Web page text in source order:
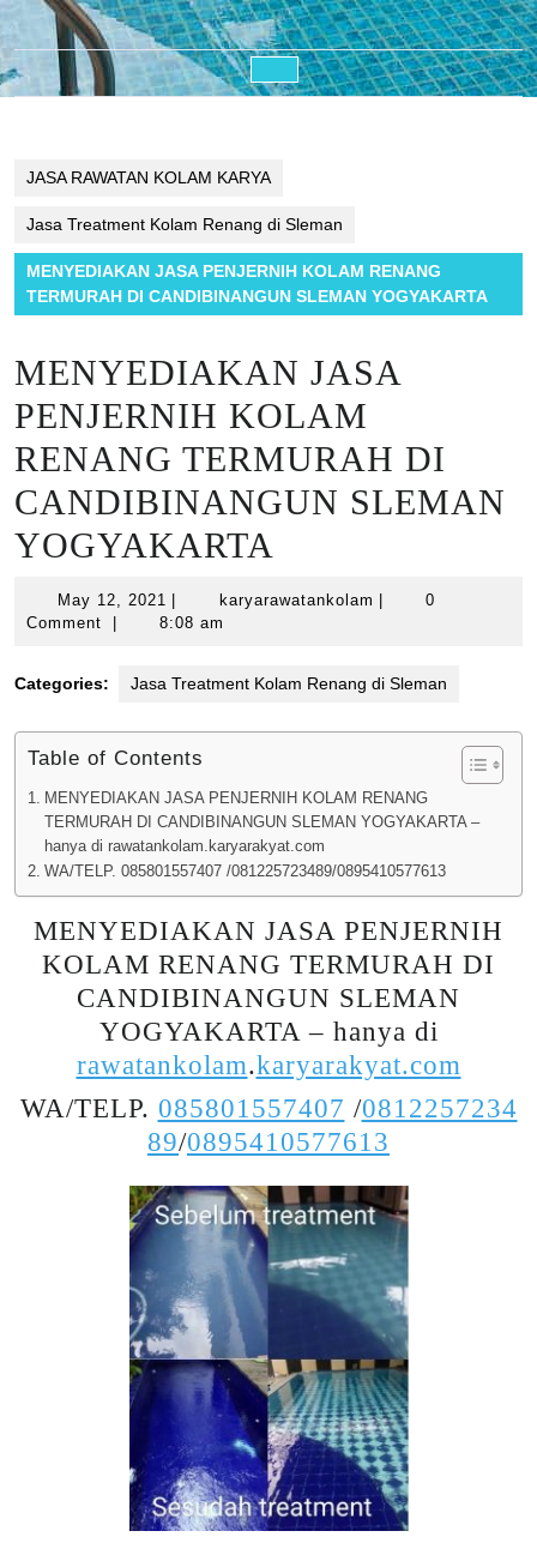
Open
JASA RAWATAN KOLAM KARYA
Jasa Treatment Kolam Renang di Sleman
MENYEDIAKAN JASA PENJERNIH KOLAM RENANG
TERMURAH DI CANDIBINANGUN SLEMAN YOGYAKARTA
MENYEDIAKAN JASA
PENJERNIH KOLAM
RENANG TERMURAH DI
CANDIBINANGUN SLEMAN
YOGYAKARTA
May 12, 2021 May
12,
karyarawatankolam karyarawatankolam
0
Comment
8:08 am
Categories: Jasa Treatment Kolam Renang di Sleman
Table of Contents
MENYEDIAKAN JASA PENJERNIH KOLAM RENANG
TERMURAH DI CANDIBINANGUN SLEMAN YOGYAKARTA –
hanya di rawatankolam.karyarakyat.com
WA/TELP. 085801557407 /081225723489/0895410577613
MENYEDIAKAN JASA PENJERNIH
KOLAM RENANG TERMURAH DI
CANDIBINANGUN SLEMAN
YOGYAKARTA – hanya di
rawatankolam.karyarakyat.com
WA/TELP. 085801557407 /0812257234
89/0895410577613